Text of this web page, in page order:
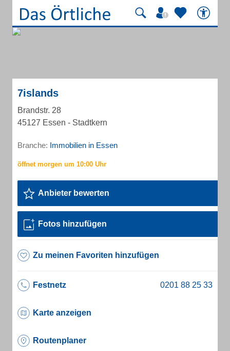
7islands
Brandstr. 28
45127 Essen - Stadtkern
Branche: Immobilien in Essen
Anbieter bewerten
Fotos hinzufügen
Zu meinen Favoriten hinzufügen
Festnetz
Karte anzeigen
Routenplaner